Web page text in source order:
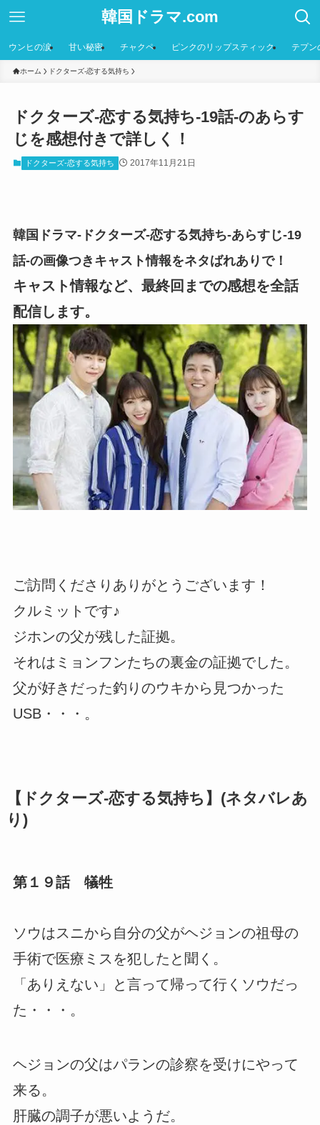
韓国ドラマ.com
ウンヒの涙 甘い秘密 チャクペ ピンクのリップスティック テプン
ホーム ドクターズ-恋する気持ち
ドクターズ-恋する気持ち-19話-のあらす
じを感想付きで詳しく！
ドクターズ-恋する気持ち 2017年11月21日
韓国ドラマ-ドクターズ-恋する気持ち-あらすじ-19
話-の画像つきキャスト情報をネタばれありで！
キャスト情報など、最終回までの感想を全話
配信します。
ご訪問くださりありがとうございます！
クルミットです♪
ジホンの父が残した証拠。
それはミョンフンたちの裏金の証拠でした。
父が好きだった釣りのウキから見つかった
USB・・・。
【ドクターズ-恋する気持ち】(ネタバレあ
り)
第１９話 犠牲
ソウはスニから自分の父がヘジョンの祖母の
手術で医療ミスを犯したと聞く。
「ありえない」と言って帰って行くソウだっ
た・・・。
ヘジョンの父はパランの診察を受けにやって
来る。
肝臓の調子が悪いようだ。